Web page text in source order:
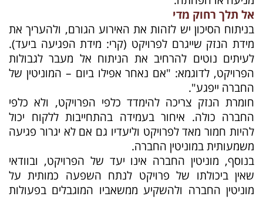
אל תלך רחוק מדי
בניתוח הסיכון יש לזהות את האירוע הגורם, ולהעריך את
מידת הנזק שייגרם לפרויקט (קרי: מידת הפגיעה ביעד).
לעיתים נוטים להרחיב את הניתוח אל מעבר לגבולות
הפרויקט, לדוגמא: "אם נאחר אפילו ביום – המוניטין של
החברה ייפגע".
חומרת הנזק צריכה להימדד כלפי הפרויקט, ולא כלפי
החברה כולה. איחור בעמידה בהתחייבות ללקוח יכול
להיות חמור מאד לפרויקט וליעדיו גם אם לא יגרור פגיעה
משמעותית במוניטין החברה.
בנוסף, מוניטין החברה אינו יעד של הפרויקט, ובוודאי
שאין ביכולתו של פרויקט לנתח השפעה כמותית על
מוניטין החברה ולהשקיע ממשאביו המוגבלים בפעולות